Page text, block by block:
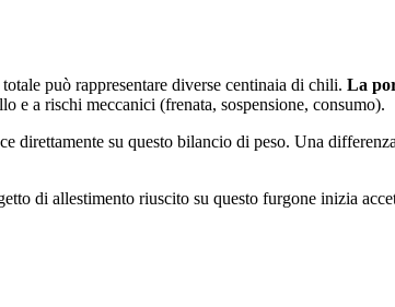
può rappresentare diverse centinaia di chili. La
e a rischi meccanici (frenata, sospensione, consumo).
direttamente su questo bilancio di peso. Una
di allestimento riuscito su questo furgone inizia